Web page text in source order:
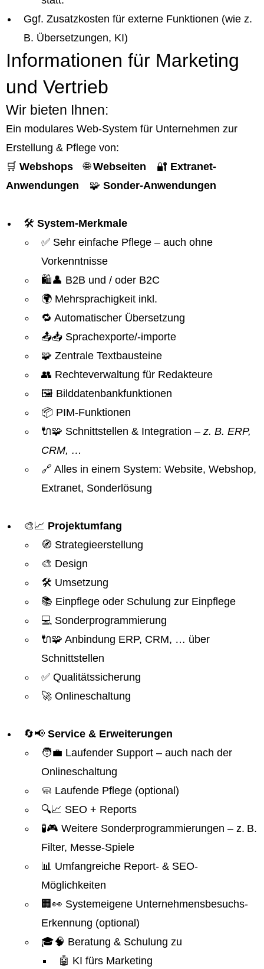
Ggf. Zusatzkosten für externe Funktionen (wie z.
B. Übersetzungen, KI)
Informationen für Marketing
und Vertrieb
Wir bieten Ihnen:
Ein modulares Web-System für Unternehmen zur
Erstellung & Pflege von:
🛒 Webshops 🌐Webseiten 🔐 Extranet-
Anwendungen 🧩 Sonder-Anwendungen
🛠️ System-Merkmale
✅ Sehr einfache Pflege – auch ohne
Vorkenntnisse
🛍️👤 B2B und / oder B2C
🌍 Mehrsprachigkeit inkl.
🔁 Automatischer Übersetzung
📤📥 Sprachexporte/-importe
🧩 Zentrale Textbausteine
👥 Rechteverwaltung für Redakteure
🖼️ Bilddatenbankfunktionen
📦 PIM-Funktionen
🔌🧩 Schnittstellen & Integration – z. B. ERP,
CRM, …
🔗 Alles in einem System: Website, Webshop,
Extranet, Sonderlösung
🎨📈 Projektumfang
🧭 Strategieerstellung
🎨 Design
🛠️ Umsetzung
📚 Einpflege oder Schulung zur Einpflege
💻 Sonderprogrammierung
🔌🧩 Anbindung ERP, CRM, … über
Schnittstellen
✅ Qualitätssicherung
🚀 Onlineschaltung
🔄📢 Service & Erweiterungen
🧑‍💼 Laufender Support – auch nach der
Onlineschaltung
🧼 Laufende Pflege (optional)
🔍📈 SEO + Reports
🧪🎮 Weitere Sonderprogrammierungen – z. B.
Filter, Messe-Spiele
📊 Umfangreiche Report- & SEO-
Möglichkeiten
🏢👀 Systemeigene Unternehmensbesuchs-
Erkennung (optional)
🎓🧠 Beratung & Schulung zu
🤖 KI fürs Marketing